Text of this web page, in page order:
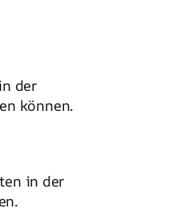
der
können.
in der